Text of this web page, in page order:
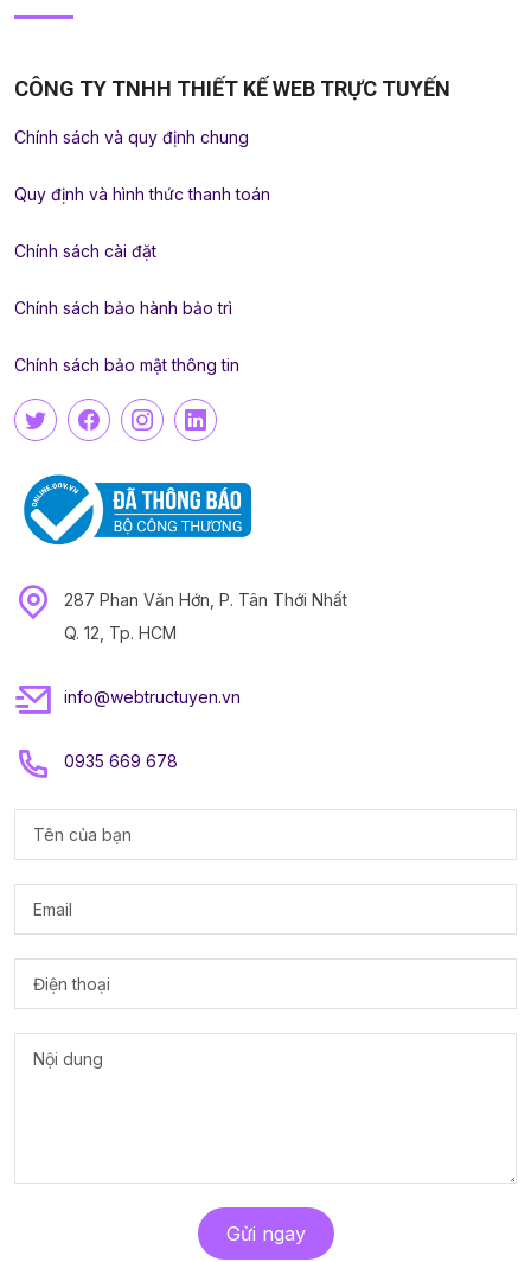
CÔNG TY TNHH THIẾT KẾ WEB TRỰC TUYẾN
Chính sách và quy định chung
Quy định và hình thức thanh toán
Chính sách cài đặt
Chính sách bảo hành bảo trì
Chính sách bảo mật thông tin
287 Phan Văn Hớn, P. Tân Thới Nhất
Q. 12, Tp. HCM
info@webtructuyen.vn
0935 669 678
Gửi ngay